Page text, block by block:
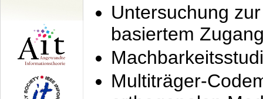
Untersuchung
basiertem
Multiträger-